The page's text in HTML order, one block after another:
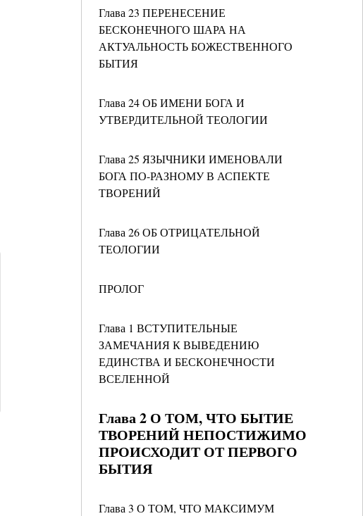
Глава 23 ПЕРЕНЕСЕНИЕ
БЕСКОНЕЧНОГО ШАРА НА
АКТУАЛЬНОСТЬ БОЖЕСТВЕННОГО
БЫТИЯ
Глава 24 ОБ ИМЕНИ БОГА И
УТВЕРДИТЕЛЬНОЙ ТЕОЛОГИИ
Глава 25 ЯЗЫЧНИКИ ИМЕНОВАЛИ
БОГА ПО-РАЗНОМУ В АСПЕКТЕ
ТВОРЕНИЙ
Глава 26 ОБ ОТРИЦАТЕЛЬНОЙ
ТЕОЛОГИИ
ПРОЛОГ
Глава 1 ВСТУПИТЕЛЬНЫЕ
ЗАМЕЧАНИЯ К ВЫВЕДЕНИЮ
ЕДИНСТВА И БЕСКОНЕЧНОСТИ
ВСЕЛЕННОЙ
Глава 2 О ТОМ, ЧТО БЫТИЕ
ТВОРЕНИЙ НЕПОСТИЖИМО
ПРОИСХОДИТ ОТ ПЕРВОГО
БЫТИЯ
Глава 3 О ТОМ, ЧТО МАКСИМУМ